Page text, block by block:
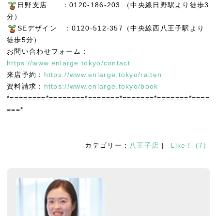
日野支店 ：0120-186-203 （中央線日野駅より徒歩3
分）
SEデザイン ：0120-512-357（中央線西八王子駅より
徒歩5分）
お問い合わせフォーム：
https://www.enlarge.tokyo/contact
来店予約： https://www.enlarge.tokyo/raiten
資料請求： https://www.enlarge.tokyo/book
*========*========*=======*=======*=======*====
===*
カテゴリー： 八王子店 | Like！ (7)